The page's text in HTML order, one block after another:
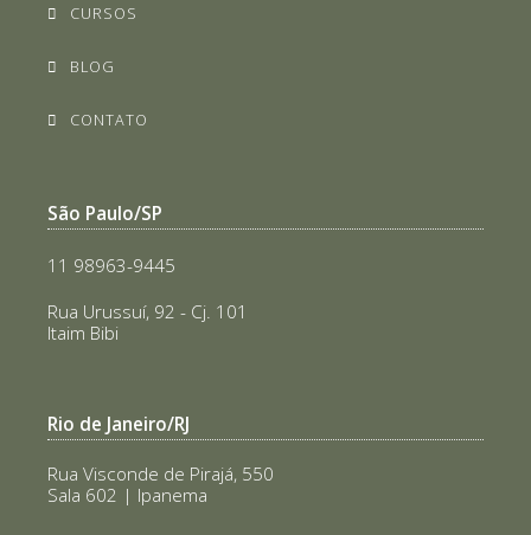
CURSOS
BLOG
CONTATO
São Paulo/SP
11 98963-9445
Rua Urussuí, 92 - Cj. 101
Itaim Bibi
Rio de Janeiro/RJ
Rua Visconde de Pirajá, 550
Sala 602 | Ipanema